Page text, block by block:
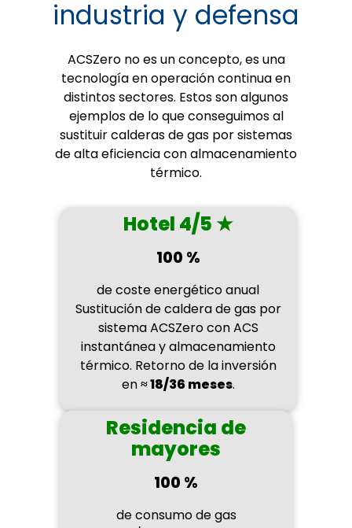
industria y defensa
ACSZero no es un concepto, es una
tecnología en operación continua en
distintos sectores. Estos son algunos
ejemplos de lo que conseguimos al
sustituir calderas de gas por sistemas
de alta eficiencia con almacenamiento
térmico.
Hotel 4/5 ★
100 %
de coste energético anual
Sustitución de caldera de gas por
sistema ACSZero con ACS
instantánea y almacenamiento
térmico. Retorno de la inversión
en≈ 18/36 meses.
Residencia de
mayores
100 %
de consumo de gas